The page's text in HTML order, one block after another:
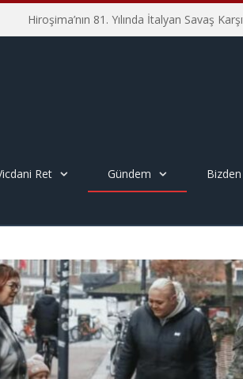
Ret Gündem Bizden